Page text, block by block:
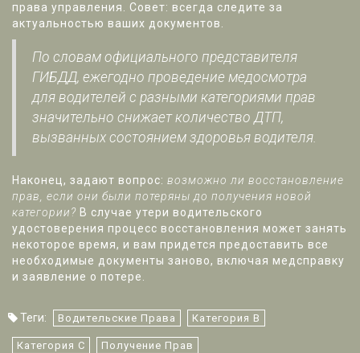
права управления. Совет: всегда следите за
актуальностью ваших документов.
По словам официального представителя
ГИБДД, ежегодно проведение медосмотра
для водителей с разными категориями прав
значительно снижает количество ДТП,
вызванных состоянием здоровья водителя.
Наконец, задают вопрос: возможно ли восстановление
прав, если они были потеряны до получения новой
категории? В случае утери водительского
удостоверения процесс восстановления может занять
некоторое время, и вам придется предоставить все
необходимые документы заново, включая медсправку
и заявление о потере.
Теги: Водительские Права Категория В
Категория С Получение Прав